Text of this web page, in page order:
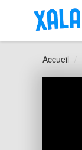
Accueil